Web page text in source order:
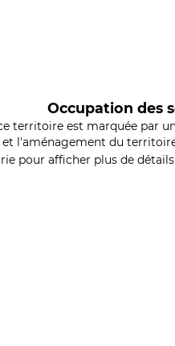
Occupation des
territoire est marquée par
l'aménagement du
pour afficher plus de détails